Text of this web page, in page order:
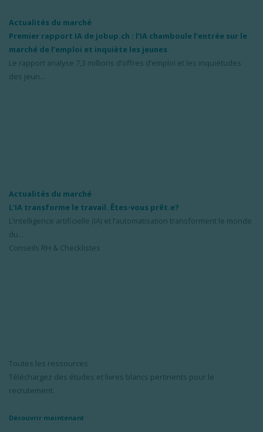
Actualités du marché
Premier rapport IA de jobup.ch : l’IA chamboule l’entrée sur le
marché de l’emploi et inquiète les jeunes
Le rapport analyse 7,3 millions d’offres d’emploi et les inquiétudes
des jeun...
Actualités du marché
L’IA transforme le travail. Êtes-vous prêt.e?
L’intelligence artificielle (IA) et l’automatisation transforment le monde
du...
Conseils RH & Checklistes
Toutes les ressources
Téléchargez des études et livres blancs pertinents pour le
recrutement.
Découvrir maintenant